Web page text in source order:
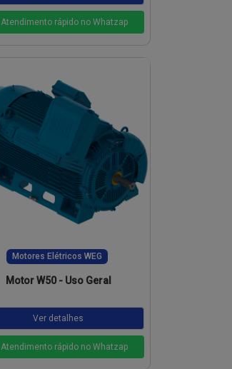
Atendimento rápido no Whatzap
Motores Elétricos WEG
Motor W50 - Uso Geral
Ver detalhes
Atendimento rápido no Whatzap